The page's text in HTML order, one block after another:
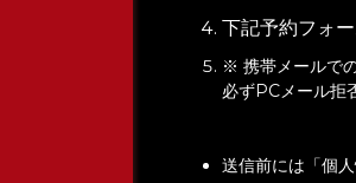
下記予約フォ
※ 携帯メールで
必ずPCメール拒
送信前には「個